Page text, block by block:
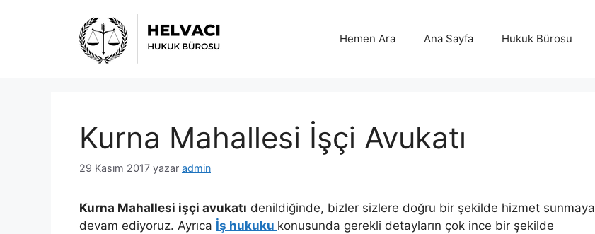
Hemen Ara Ana Sayfa Hukuk Bürosu
Kurna Mahallesi İşçi Avukatı
29 Kasım 2017 yazar admin
Kurna Mahallesi işçi avukatı denildiğinde, bizler sizlere doğru bir şekilde hizmet sunmaya
devam ediyoruz. Ayrıca İş hukuku konusunda gerekli detayların çok ince bir şekilde